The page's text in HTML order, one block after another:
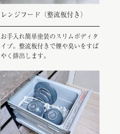
レンジフード（整流板付き）
お手入れ簡単塗装のスリムボディタ
イプ。整流板付きで煙や臭いをすば
やく排出します。